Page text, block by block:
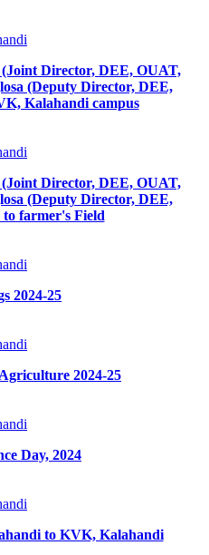
Director, DEE, OUAT,
(Deputy Director, DEE,
Kalahandi campus
Director, DEE, OUAT,
(Deputy Director, DEE,
farmer's Field
2024-25
2024-25
Day, 2024
to KVK, Kalahandi